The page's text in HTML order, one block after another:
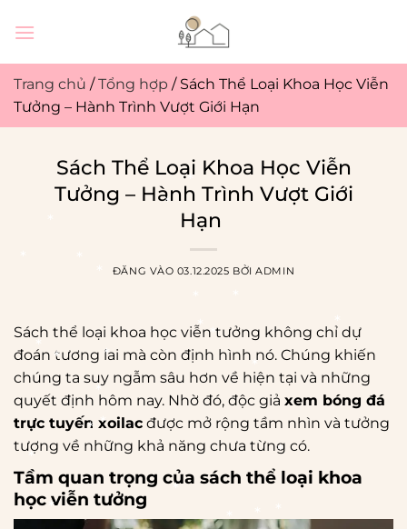
qua
dung
Trang chủ /Tổng hợp / Sách Thể Loại Khoa Học Viễn
Tưởng – Hành Trình Vượt Giới Hạn
Sách Thể Loại Khoa Học Viễn
Tưởng – Hành Trình Vượt Giới
Hạn
ĐĂNG VÀO 03.12.2025 BỞIADMIN
Sách thể loại khoa học viễn tưởng không chỉ dự
đoán tương lai mà còn định hình nó. Chúng khiến
chúng ta suy ngẫm sâu hơn về hiện tại và những
quyết định hôm nay. Nhờ đó, độc giả xem bóng đá
trực tuyến xoilac được mở rộng tầm nhìn và tưởng
tượng về những khả năng chưa từng có.
Tầm quan trọng của sách thể loại khoa
học viễn tưởng
*
*
*
*
*
*
*
*
*
*
*
*
*
*
*
*